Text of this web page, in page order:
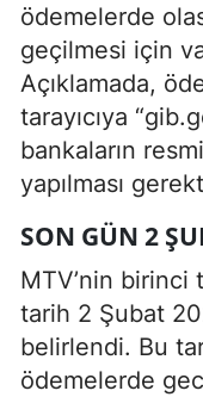
ödemelerde
geçilmesi için
Açıklamada,
tarayıcıya
bankaların
yapılması
SON GÜN 2
MTV’nin
tarih 2 Şubat
belirlendi. Bu
ödemelerde